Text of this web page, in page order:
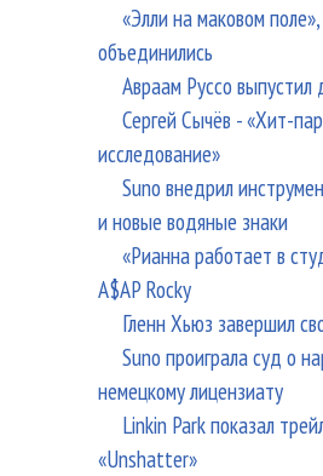
«Элли на маковом
объединились
Авраам Руссо выпустил
Сергей Сычёв - «Хит-
исследование»
Suno внедрил
и новые водяные знаки
«Рианна работает в
A$AP Rocky
Гленн Хьюз завершил
Suno проиграла суд о
немецкому лицензиату
Linkin Park показал
«Unshatter»